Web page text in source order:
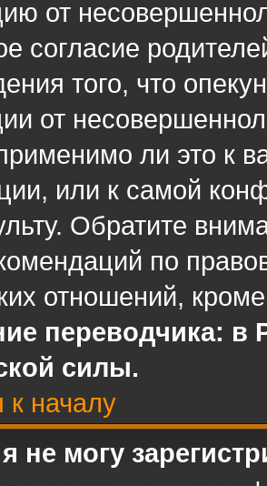
от
согласие
того, что
от
ли это к
или к самой
Обратите
по
отношений,
переводчика: в
силы.
к началу
не могу